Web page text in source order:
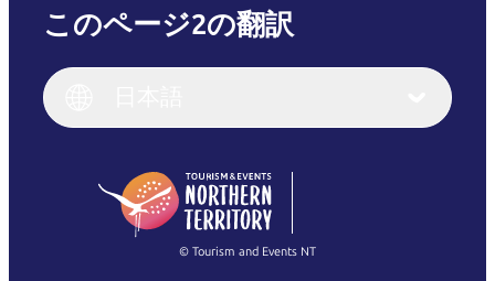
このページ2の翻訳
English (US)
English
(Singapore)
Français
繁體中文
© Tourism and Events NT